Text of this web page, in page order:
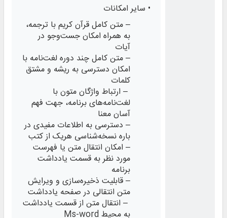
• سایر امکانات
– متن کامل قرآن کریم با ترجمه،
به همراه امکان جست‌وجو در
آیات
– متن کامل چند دوره لغت‌نامه با
امکان دسترسی به ریشه و مشتق
کلمات
– ارتباط واژگان متون با
لغت‌نامه‌های برنامه، جهت فهم
آسان معنا
– دسترسی به اطلاعات مفیدی در
باره نسخه‌شناسی هریک از کتب
– امکان انتقال متن یا فهرست
مورد نظر به قسمت یادداشت
برنامه
– قابلیت ذخیره‌‌سازی و ویرایش
متن انتقالی در صفحه یادداشت
– انتقال متن از قسمت یادداشت
به محیط Ms-word